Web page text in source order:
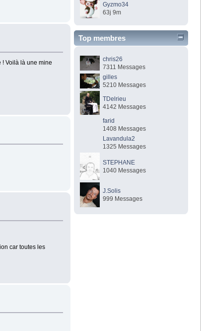
Voilà là une mine
car toutes les
Gyzmo34
63j 9m
Top membres
chris26
7311 Messages
gilles
5210 Messages
TDelrieu
4142 Messages
farid
1408 Messages
Lavandula2
1325 Messages
STEPHANE
1040 Messages
J.Solis
999 Messages